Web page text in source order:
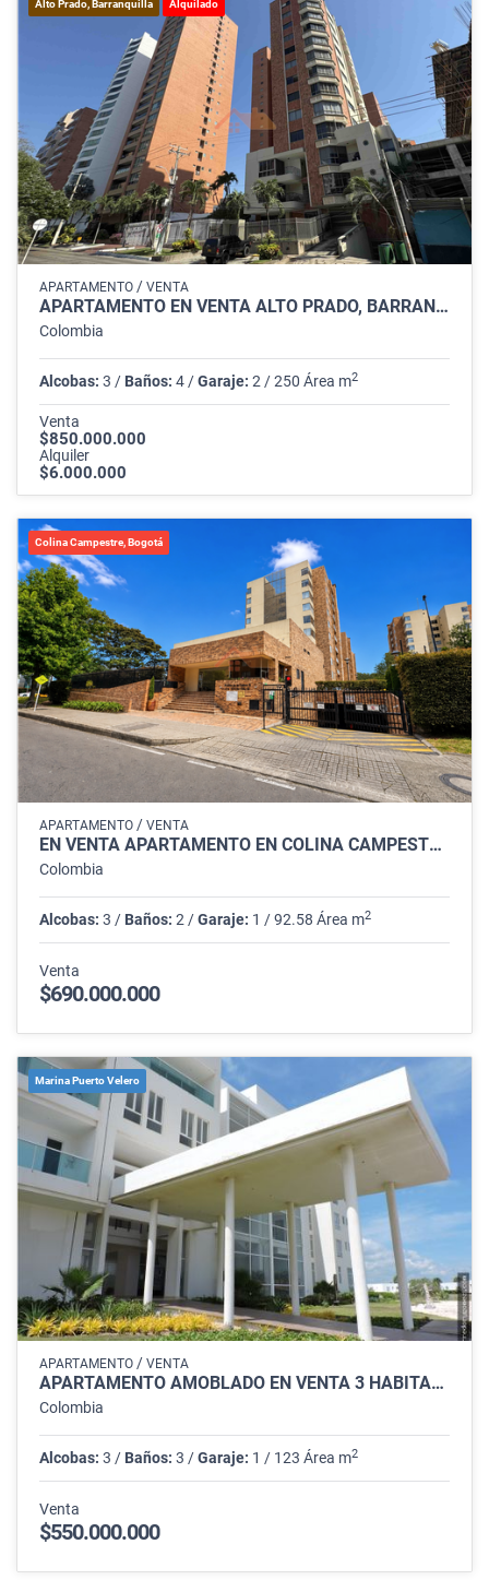
Alto Prado, Barranquilla Alquilado
APARTAMENTO / VENTA
APARTAMENTO EN VENTA ALTO PRADO, BARRANQUILLA
Colombia
Alcobas: 3 / Baños: 4 /Garaje: 2 / 250 Área m2
Venta
$850.000.000
Alquiler
$6.000.000
Colina Campestre, Bogotá
APARTAMENTO / VENTA
EN VENTA APARTAMENTO EN COLINA CAMPESTRE, BOGOTÁ
Colombia
Alcobas: 3 / Baños: 2 /Garaje: 1 / 92.58 Área m2
Venta
$690.000.000
Marina Puerto Velero
APARTAMENTO / VENTA
APARTAMENTO AMOBLADO EN VENTA 3 HABITACIONES, PUERTO VELERO, TUBARÁ
Colombia
Alcobas: 3 / Baños: 3 /Garaje: 1 / 123 Área m2
Venta
$550.000.000